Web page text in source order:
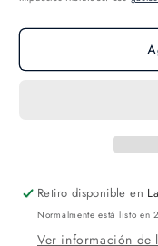
Retiro disponible en
Normalmente está listo en
Ver información de